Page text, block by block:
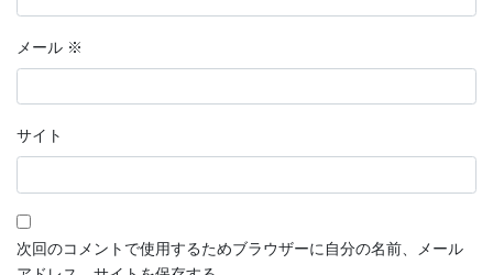
メール ※
サイト
次回のコメントで使用するためブラウザーに自分の名前、メール